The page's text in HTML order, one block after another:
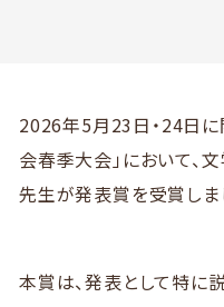
2026年5月23日・24日
会春季大会」において、
先生が発表賞を受賞しま
本賞は、発表として特に